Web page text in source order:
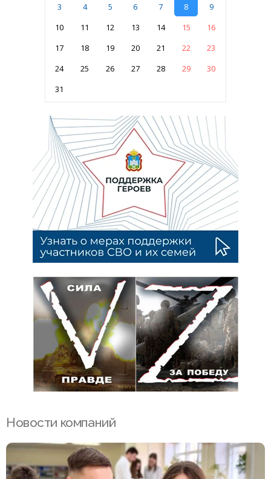
3 4 5 6 7 8
9
10
11 12 13 14 15
16
17
18 19 20 21 22
23
24
25 26 27 28 29
30
31
Новости компаний